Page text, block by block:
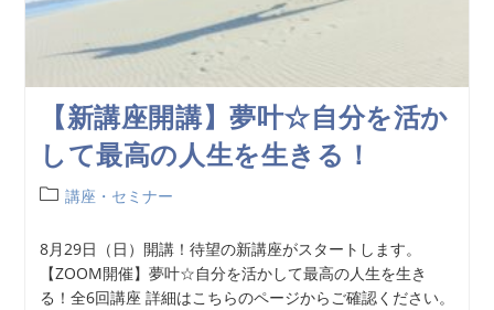
【新講座開講】夢叶☆自分を活か
して最高の人生を生きる！
講座・セミナー
8月29日（日）開講！待望の新講座がスタートします。
【ZOOM開催】夢叶☆自分を活かして最高の人生を生き
る！全6回講座 詳細はこちらのページからご確認ください。